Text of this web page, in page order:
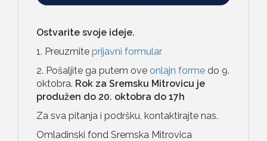
Ostvarite svoje ideje.
1. Preuzmite prijavni formular
2. Pošaljite ga putem ove onlajn forme do 9.
oktobra. Rok za Sremsku Mitrovicu je
produžen do 20. oktobra do 17h
Za sva pitanja i podršku, kontaktirajte nas.
Omladinski fond Sremska Mitrovica